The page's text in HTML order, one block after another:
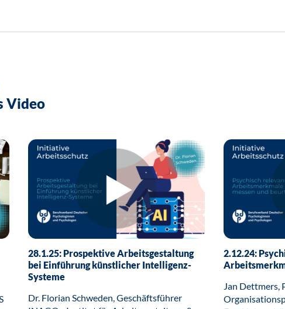
Video
28.1.25: Prospektive Arbeitsgestaltung
bei Einführung künstlicher Intelligenz-
Systeme
Dr. Florian Schweden, Geschäftsführer
2.12.24:
Jan Dettmers,